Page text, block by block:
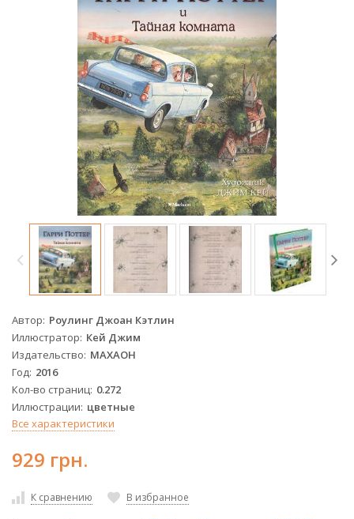
Автор Роулинг Джоан Кэтлин
Иллюстратор Кей Джим
Издательство МАХАОН
Год 2016
Кол-во страниц 0.272
Иллюстрации цветные
Все характеристики
929 грн.
К сравнению В избранное